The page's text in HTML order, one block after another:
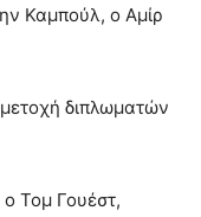
Καμπούλ, ο Αμίρ
διπλωματών
Τομ Γουέστ,